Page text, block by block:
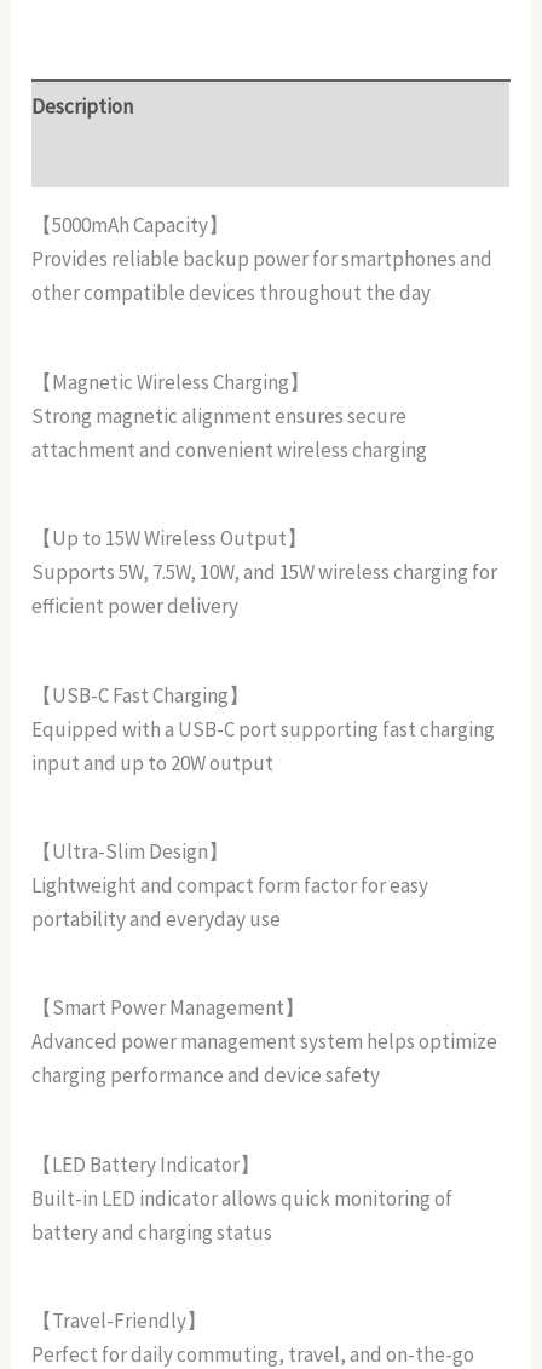
Description
【5000mAh Capacity】
Provides reliable backup power for smartphones and
other compatible devices throughout the day
【Magnetic Wireless Charging】
Strong magnetic alignment ensures secure
attachment and convenient wireless charging
【Up to 15W Wireless Output】
Supports 5W, 7.5W, 10W, and 15W wireless charging for
efficient power delivery
【USB-C Fast Charging】
Equipped with a USB-C port supporting fast charging
input and up to 20W output
【Ultra-Slim Design】
Lightweight and compact form factor for easy
portability and everyday use
【Smart Power Management】
Advanced power management system helps optimize
charging performance and device safety
【LED Battery Indicator】
Built-in LED indicator allows quick monitoring of
battery and charging status
【Travel-Friendly】
Perfect for daily commuting, travel, and on-the-go